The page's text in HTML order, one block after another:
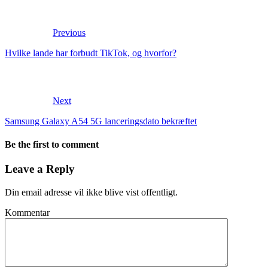
Previous
Hvilke lande har forbudt TikTok, og hvorfor?
Next
Samsung Galaxy A54 5G lanceringsdato bekræftet
Be the first to comment
Leave a Reply
Din email adresse vil ikke blive vist offentligt.
Kommentar